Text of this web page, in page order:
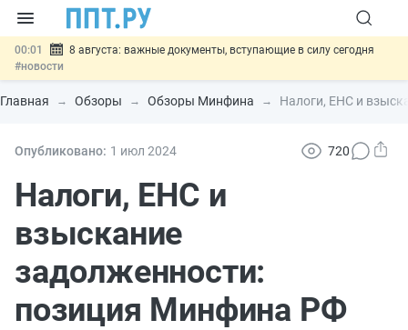
00:01
8 августа: важные документы, вступающие в силу сегодня
#новости
07.08 Подписан закон о блокировке продажи опасных товаров через
«Честный знак»#новости
07.08 Госпошлину за устранение ошибок в документах предлагают
07.08
Разработают единые критерии трудовых и ГПХ-
отношений #новости
Главная Обзоры Обзоры Минфина Налоги, ЕНС и
Опубликовано: 1 июл 2024 720
Налоги, ЕНС и
взыскание
задолженности:
позиция Минфина РФ